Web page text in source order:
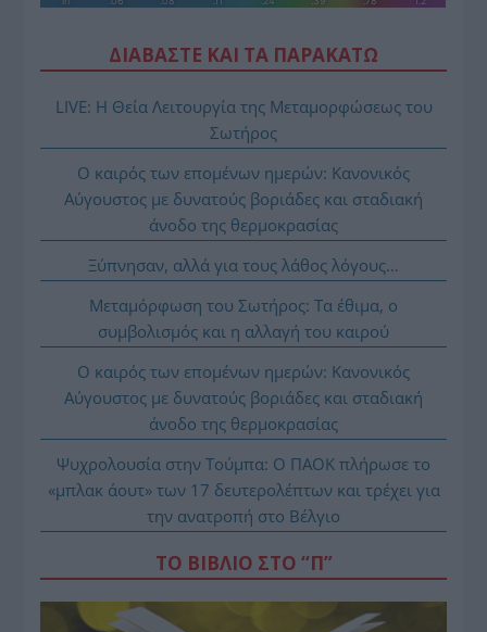
ΔΙΑΒΑΣΤΕ ΚΑΙ ΤΑ ΠΑΡΑΚΑΤΩ
LIVE: Η Θεία Λειτουργία της Μεταμορφώσεως του
Σωτήρος
Ο καιρός των επομένων ημερών: Κανονικός
Αύγουστος με δυνατούς βοριάδες και σταδιακή
άνοδο της θερμοκρασίας
Ξύπνησαν, αλλά για τους λάθος λόγους…
Μεταμόρφωση του Σωτήρος: Τα έθιμα, ο
συμβολισμός και η αλλαγή του καιρού
Ο καιρός των επομένων ημερών: Κανονικός
Αύγουστος με δυνατούς βοριάδες και σταδιακή
άνοδο της θερμοκρασίας
Ψυχρολουσία στην Τούμπα: Ο ΠΑΟΚ πλήρωσε το
«μπλακ άουτ» των 17 δευτερολέπτων και τρέχει για
την ανατροπή στο Βέλγιο
ΤΟ ΒΙΒΛΙΟ ΣΤΟ “Π”